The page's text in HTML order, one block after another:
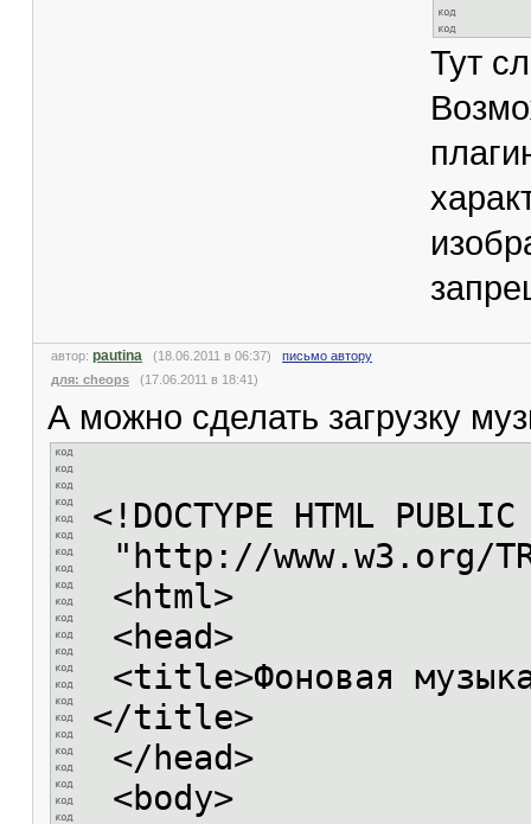
Тут
автор: pautina (18.06.2011 в 06:37) письмо автору
для: cheops (17.06.2011 в 18:41)
А можно сделать загрузку
<!DOCTYPE HTML
"http://www.w3.org/
<html>
<head>
<title>Фоновая
</title>
</head>
<body>